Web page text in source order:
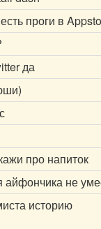
проги в
да
про напиток
не
историю